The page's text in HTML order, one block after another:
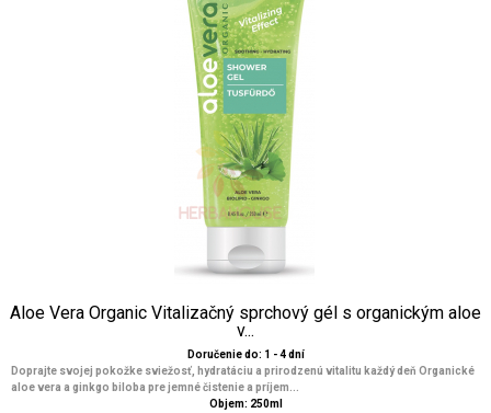
Aloe Vera Organic Vitalizačný sprchový gél s organickým aloe
v...
Doručenie do: 1 - 4 dní
Doprajte svojej pokožke sviežosť, hydratáciu a prirodzenú vitalitu každý deň Organické
aloe vera a ginkgo biloba pre jemné čistenie a príjem...
Objem: 250ml